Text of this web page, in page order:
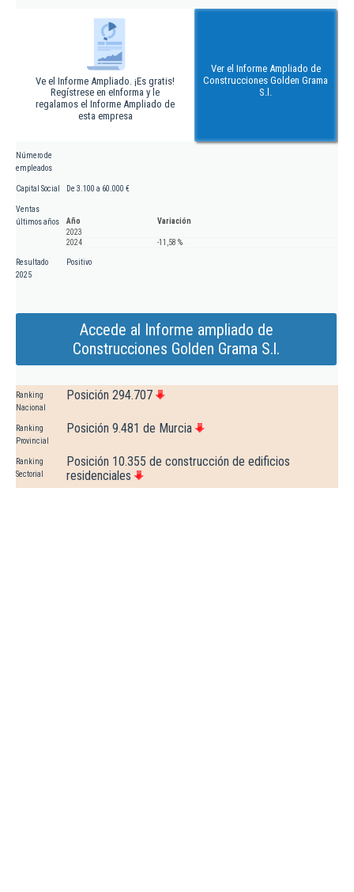
Ve el Informe Ampliado. ¡Es gratis!
Regístrese en eInforma y le
regalamos el Informe Ampliado de
esta empresa
Ver el Informe Ampliado de
Construcciones Golden Grama
S.l.
Número de
empleados
Capital Social De 3.100 a 60.000 €
Ventas
últimos años
Año
Variación
2023
2024
-11,58 %
Resultado
2025
Positivo
Accede al Informe ampliado de
Construcciones Golden Grama S.l.
Ranking
Nacional
Posición 294.707
Ranking
Provincial
Posición 9.481 de Murcia
Ranking
Sectorial
Posición 10.355 de construcción de edificios
residenciales